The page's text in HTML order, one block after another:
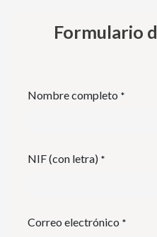
Formulario
Nombre completo *
NIF (con letra) *
Correo electrónico *